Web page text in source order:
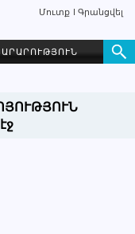
Մուտք Գրանցվել